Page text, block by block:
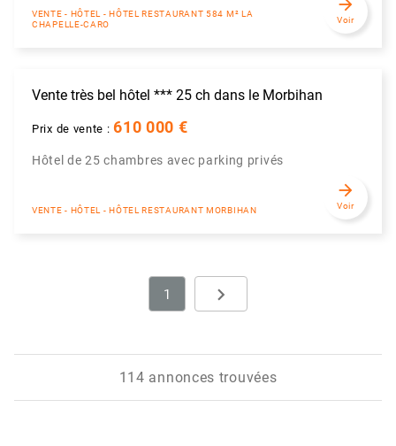
VENTE - HÔTEL - HÔTEL RESTAURANT 584 M² LA
CHAPELLE-CARO
arrow_forward
Voir
Vente très bel hôtel *** 25 ch dans le Morbihan
Prix de vente :610 000 €
Hôtel de 25 chambres avec parking privés
VENTE - HÔTEL - HÔTEL RESTAURANT MORBIHAN
arrow_forward
Voir
1 navigate_next
114 annonces trouvées